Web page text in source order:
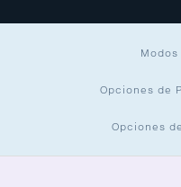
Opciones de
Opciones